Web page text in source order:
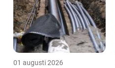
01 augusti 2026